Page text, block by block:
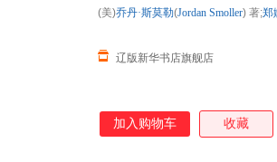
辽版新华书店旗舰店
(美)乔丹·斯莫勒(Jordan Smoller) 著;郑
加入购物车 收藏